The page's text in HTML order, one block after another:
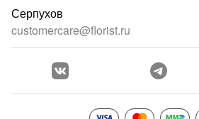
Серпухов
customercare@florist.ru